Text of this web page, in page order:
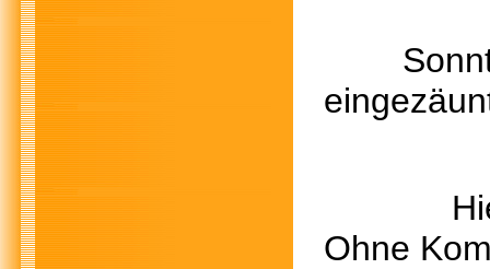
Hier
Ohne